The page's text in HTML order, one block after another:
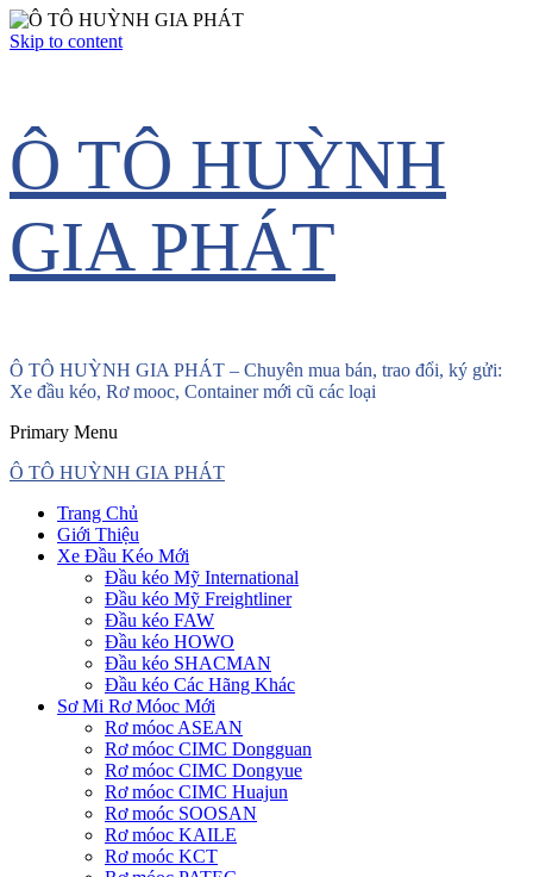
Skip to content
Ô TÔ HUỲNH
GIA PHÁT
Ô TÔ HUỲNH GIA PHÁT – Chuyên mua bán, trao đổi, ký gửi:
Xe đầu kéo, Rơ mooc, Container mới cũ các loại
Primary Menu
Ô TÔ HUỲNH GIA PHÁT
Trang Chủ
Giới Thiệu
Xe Đầu Kéo Mới
Đầu kéo Mỹ International
Đầu kéo Mỹ Freightliner
Đầu kéo FAW
Đầu kéo HOWO
Đầu kéo SHACMAN
Đầu kéo Các Hãng Khác
Sơ Mi Rơ Móoc Mới
Rơ móoc ASEAN
Rơ móoc CIMC Dongguan
Rơ móoc CIMC Dongyue
Rơ móoc CIMC Huajun
Rơ moóc SOOSAN
Rơ móoc KAILE
Rơ moóc KCT